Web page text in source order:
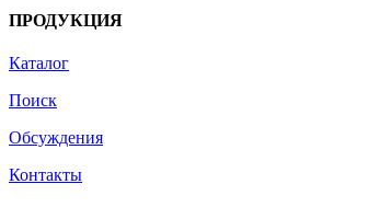
ПРОДУКЦИЯ
Каталог
Поиск
Обсуждения
Контакты